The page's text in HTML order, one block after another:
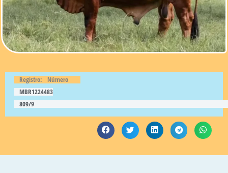
Registro:
Número
MBR1224483
809/9